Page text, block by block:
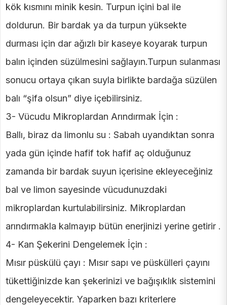
kök kısmını minik kesin. Turpun içini bal ile
doldurun. Bir bardak ya da turpun yüksekte
durması için dar ağızlı bir kaseye koyarak turpun
balın içinden süzülmesini sağlayın.Turpun sulanması
sonucu ortaya çıkan suyla birlikte bardağa süzülen
balı “şifa olsun” diye içebilirsiniz.
3- Vücudu Mikroplardan Arındırmak İçin :
Ballı, biraz da limonlu su : Sabah uyandıktan sonra
yada gün içinde hafif tok hafif aç olduğunuz
zamanda bir bardak suyun içerisine ekleyeceğiniz
bal ve limon sayesinde vücudunuzdaki
mikroplardan kurtulabilirsiniz. Mikroplardan
arındırmakla kalmayıp bütün enerjinizi yerine getirir .
4- Kan Şekerini Dengelemek İçin :
Mısır püskülü çayı : Mısır sapı ve püskülleri çayını
tükettiğinizde kan şekerinizi ve bağışıklık sistemini
dengeleyecektir. Yaparken bazı kriterlere